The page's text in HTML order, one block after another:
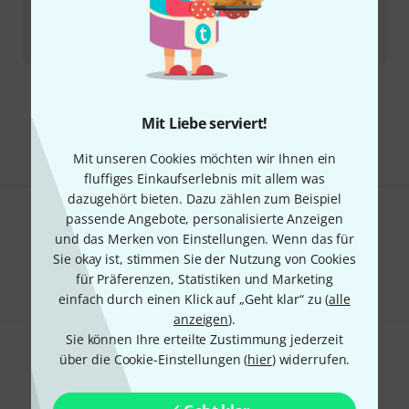
Mit Liebe serviert!
Mit unseren Cookies möchten wir Ihnen ein
fluffiges Einkaufserlebnis mit allem was
dazugehört bieten. Dazu zählen zum Beispiel
passende Angebote, personalisierte Anzeigen
und das Merken von Einstellungen. Wenn das für
Sie okay ist, stimmen Sie der Nutzung von Cookies
für Präferenzen, Statistiken und Marketing
einfach durch einen Klick auf „Geht klar“ zu (alle
anzeigen).
Sie können Ihre erteilte Zustimmung jederzeit
über die Cookie-Einstellungen (hier) widerrufen.
UVP: 44,75 €
Alle Preise inkl. MwSt.
Gefällt Ihnen, was Sie sehen?
Teilen Hilfe & Feedback